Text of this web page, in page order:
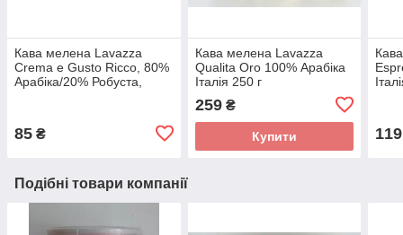
Кава мелена Lavazza
Crema e Gusto Ricco, 80%
Арабіка/20% Робуста,
85 ₴
Кава мелена Lavazza
Qualita Oro 100% Арабіка
Італія 250 г
259₴
Купити 119
Подібні товари компанії